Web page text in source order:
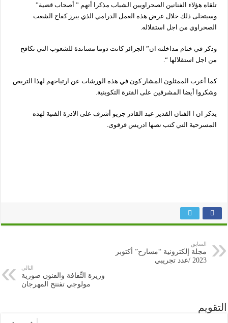
تلقاه هؤلاء الفنانين الصحراويين الشباب مذكرا أنهم ” أصحاب قضية”
وسيتجلى ذلك خلال عرض هذه العمل الدرامي الذي يبرز كفاح الشعب
الصحراوي من اجل استقلاله.
وذكر في ختام مداخلته ان” الجزائر كانت دوما مساندة للشعوب التي تكافح
من اجل استقلالها “.
كما أعرب الممثلون المشار كون في هذه الورشات عن ارتياحهم لهذا التربص
وشكروا أيضا المشرفين على الفترة التكوينية.
يذكر ان ا الفنان القدير عبد القادر جريو أشرف على الادرة الفنية لهذه
المسرحية التي كتب نصها ادريس قرقوى.
السابق
مجلة إلكترونية “مسارح” أكتوبر
2023 /عدد تجريبي
التالي
وزيرة الثّقافة والفنون صورية
مولوجي تفتتح المهرجان
التقويم